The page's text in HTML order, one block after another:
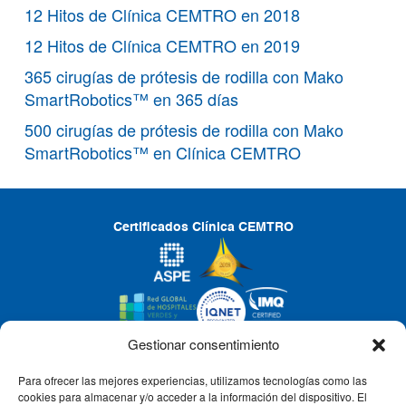
Gestionar consentimiento
Para ofrecer las mejores experiencias, utilizamos tecnologías como las
cookies para almacenar y/o acceder a la información del dispositivo. El
12 Hitos de Clínica CEMTRO en 2018
12 Hitos de Clínica CEMTRO en 2019
365 cirugías de prótesis de rodilla con Mako
SmartRobotics™ en 365 días
500 cirugías de prótesis de rodilla con Mako
SmartRobotics™ en Clínica CEMTRO
Certificados Clínica CEMTRO
CLÍNICA CEMTRO